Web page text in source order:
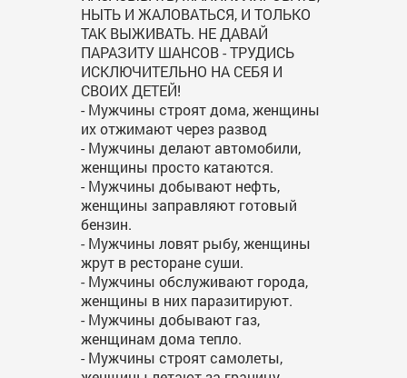
НЫТЬ И ЖАЛОВАТЬСЯ, И ТОЛЬКО
ТАК ВЫЖИВАТЬ. НЕ ДАВАЙ
ПАРАЗИТУ ШАНСОВ - ТРУДИСЬ
ИСКЛЮЧИТЕЛЬНО НА СЕБЯ И
СВОИХ ДЕТЕЙ!
- Мужчины строят дома, женщины
их отжимают через развод
- Мужчины делают автомобили,
женщины просто катаются.
- Мужчины добывают нефть,
женщины заправляют готовый
бензин.
- Мужчины ловят рыбу, женщины
жрут в ресторане суши.
- Мужчины обслуживают города,
женщины в них паразитируют.
- Мужчины добывают газ,
женщинам дома тепло.
- Мужчины строят самолеты,